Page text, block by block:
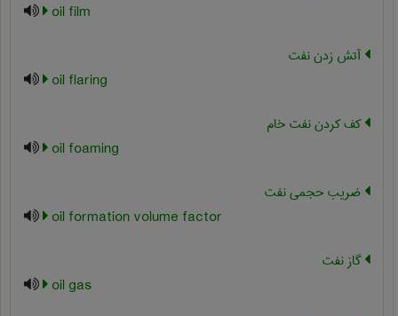
oil film
آتش زدن نفت
oil flaring
کف کردن نفت خام
oil foaming
ضريب حجمي نفت
oil formation volume factor
گاز نفت
oil gas